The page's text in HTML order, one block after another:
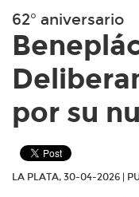
62° aniversario
por su
LA PLATA, 30-04-2026 |